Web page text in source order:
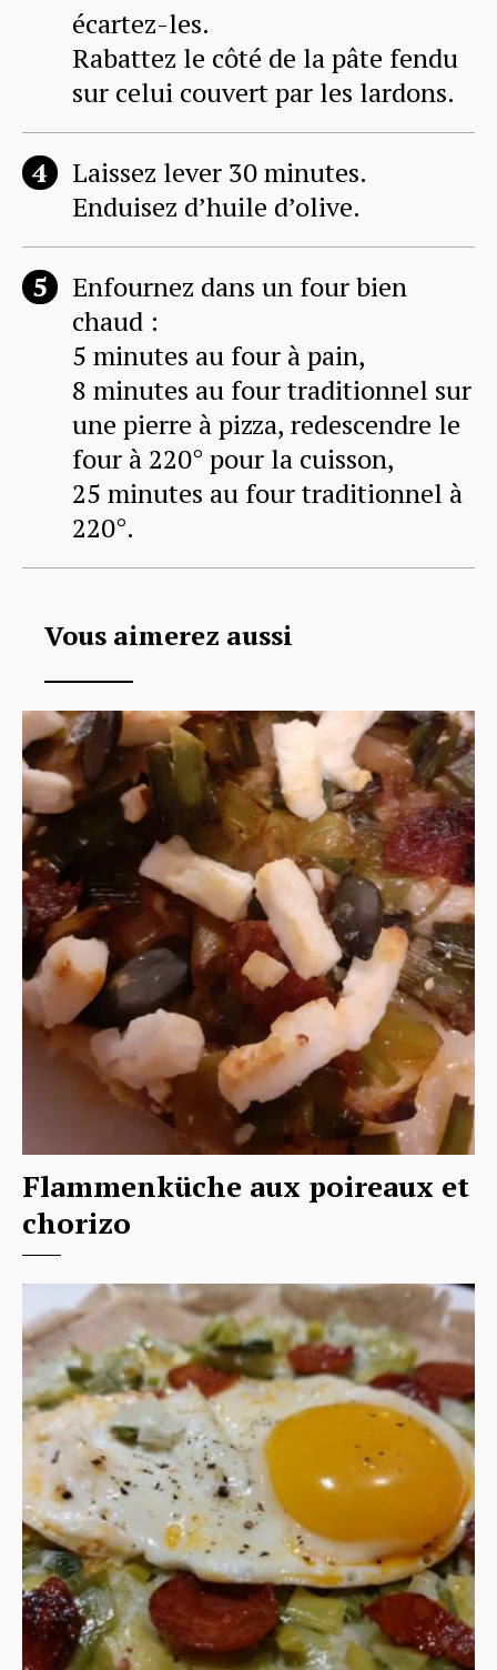
écartez-les.
Rabattez le côté de la pâte fendu
sur celui couvert par les lardons.
Laissez lever 30 minutes.
Enduisez d’huile d’olive.
Enfournez dans un four bien
chaud :
5 minutes au four à pain,
8 minutes au four traditionnel sur
une pierre à pizza, redescendre le
four à 220° pour la cuisson,
25 minutes au four traditionnel à
220°.
Vous aimerez aussi
Flammenküche aux poireaux et
chorizo